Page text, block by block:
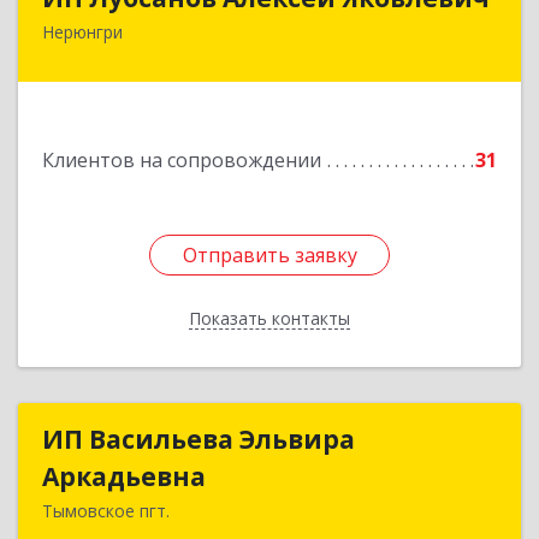
Нерюнгри
Клиентов на сопровождении 31
Отправить заявку
Показать контакты
675002, Амурская область, г. Благовещенск, ул.
Отправить заявку
Назад
ИП Васильева Эльвира
Аркадьевна
Тымовское пгт.
ИП Васильева Эльвира